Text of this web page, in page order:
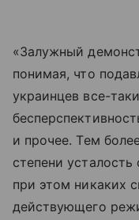
«Залужный
понимая, что
украинцев все-
и прочее. Тем
степени
при этом никаких
действующего